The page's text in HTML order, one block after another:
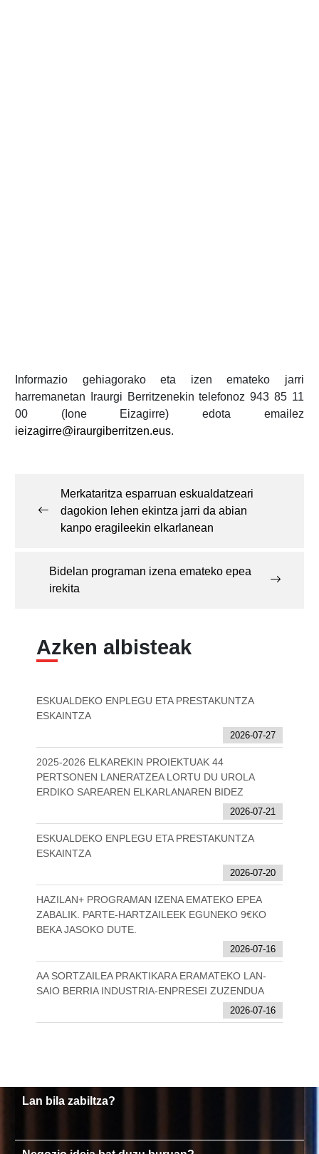
Informazio gehiagorako eta izen emateko jarri
harremanetan Iraurgi Berritzenekin telefonoz 943 85 11
00 (Ione Eizagirre) edota emailez
ieizagirre@iraurgiberritzen.eus.
Merkataritza esparruan eskualdatzeari
dagokion lehen ekintza jarri da abian
kanpo eragileekin elkarlanean
Bidelan programan izena emateko epea
irekita
Azken albisteak
ESKUALDEKO ENPLEGU ETA PRESTAKUNTZA
ESKAINTZA
2026-07-27
2025-2026 ELKAREKIN PROIEKTUAK 44
PERTSONEN LANERATZEA LORTU DU UROLA
ERDIKO SAREAREN ELKARLANAREN BIDEZ
2026-07-21
ESKUALDEKO ENPLEGU ETA PRESTAKUNTZA
ESKAINTZA
2026-07-20
HAZILAN+ PROGRAMAN IZENA EMATEKO EPEA
ZABALIK. PARTE-HARTZAILEEK EGUNEKO 9€KO
BEKA JASOKO DUTE.
2026-07-16
AA SORTZAILEA PRAKTIKARA ERAMATEKO LAN-
SAIO BERRIA INDUSTRIA-ENPRESEI ZUZENDUA
2026-07-16
Lan bila zabiltza?